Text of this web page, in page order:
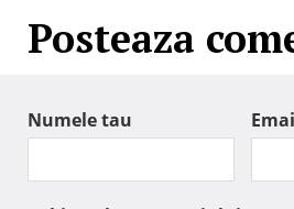
Posteaza
Numele tau